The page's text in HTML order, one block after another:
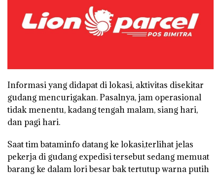
Informasi yang didapat di lokasi, aktivitas disekitar
gudang mencurigakan. Pasalnya, jam operasional
tidak menentu, kadang tengah malam, siang hari,
dan pagi hari.
Saat tim bataminfo datang ke lokasi,terlihat jelas
pekerja di gudang expedisi tersebut sedang memuat
barang ke dalam lori besar bak tertutup warna putih